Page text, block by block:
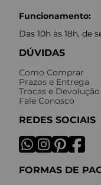
Funcionamento:
Das 10h às 18h, de
DÚVIDAS
Como Comprar
Prazos e Entrega
Trocas e Devolução
Fale Conosco
REDES SOCIAIS
FORMAS DE